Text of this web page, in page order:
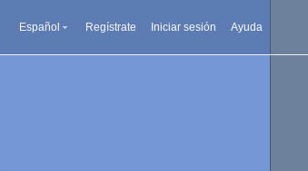
Español Regístrate Iniciar sesión Ayuda